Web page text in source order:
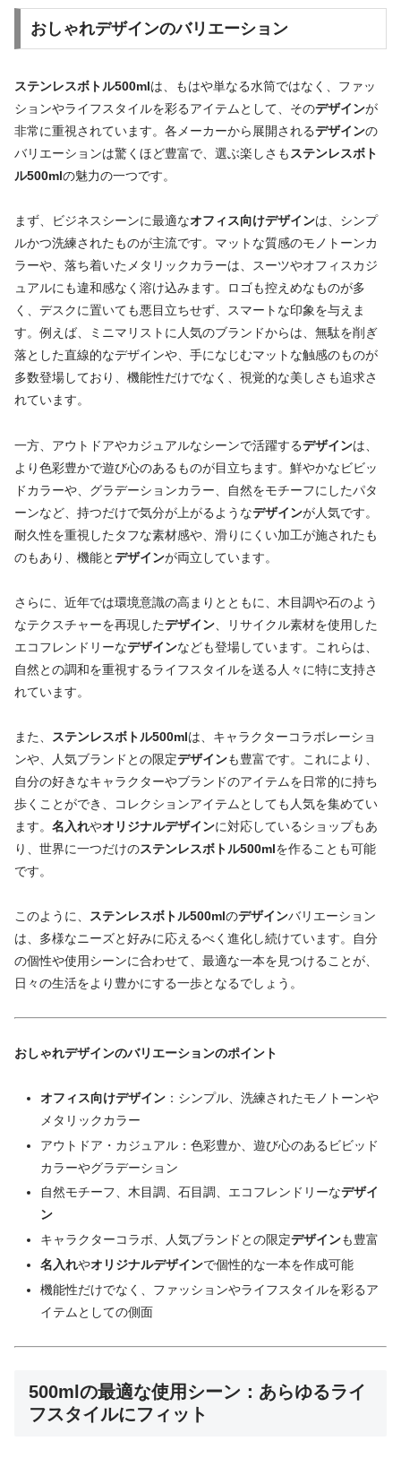
おしゃれデザインのバリエーション
ステンレスボトル500mlは、もはや単なる水筒ではなく、ファッ
ションやライフスタイルを彩るアイテムとして、そのデザインが
非常に重視されています。各メーカーから展開されるデザインの
バリエーションは驚くほど豊富で、選ぶ楽しさもステンレスボト
ル500mlの魅力の一つです。
まず、ビジネスシーンに最適なオフィス向けデザインは、シンプ
ルかつ洗練されたものが主流です。マットな質感のモノトーンカ
ラーや、落ち着いたメタリックカラーは、スーツやオフィスカジ
ュアルにも違和感なく溶け込みます。ロゴも控えめなものが多
く、デスクに置いても悪目立ちせず、スマートな印象を与えま
す。例えば、ミニマリストに人気のブランドからは、無駄を削ぎ
落とした直線的なデザインや、手になじむマットな触感のものが
多数登場しており、機能性だけでなく、視覚的な美しさも追求さ
れています。
一方、アウトドアやカジュアルなシーンで活躍するデザインは、
より色彩豊かで遊び心のあるものが目立ちます。鮮やかなビビッ
ドカラーや、グラデーションカラー、自然をモチーフにしたパタ
ーンなど、持つだけで気分が上がるようなデザインが人気です。
耐久性を重視したタフな素材感や、滑りにくい加工が施されたも
のもあり、機能とデザインが両立しています。
さらに、近年では環境意識の高まりとともに、木目調や石のよう
なテクスチャーを再現したデザイン 、リサイクル素材を使用した
エコフレンドリーなデザインなども登場しています。これらは、
自然との調和を重視するライフスタイルを送る人々に特に支持さ
れています。
また、 ステンレスボトル500mlは、キャラクターコラボレーショ
ンや、人気ブランドとの限定デザインも豊富です。これにより、
自分の好きなキャラクターやブランドのアイテムを日常的に持ち
歩くことができ、コレクションアイテムとしても人気を集めてい
ます。 名入れやオリジナルデザインに対応しているショップもあ
り、世界に一つだけのステンレスボトル500mlを作ることも可能
です。
このように、 ステンレスボトル500mlのデザインバリエーション
は、多様なニーズと好みに応えるべく進化し続けています。自分
の個性や使用シーンに合わせて、最適な一本を見つけることが、
日々の生活をより豊かにする一歩となるでしょう。
おしゃれデザインのバリエーションのポイント
オフィス向けデザイン：シンプル、洗練されたモノトーンや
メタリックカラー
アウトドア・カジュアル：色彩豊か、遊び心のあるビビッド
カラーやグラデーション
自然モチーフ、木目調、石目調、エコフレンドリーなデザイ
ン
キャラクターコラボ、人気ブランドとの限定デザインも豊富
名入れやオリジナルデザインで個性的な一本を作成可能
機能性だけでなく、ファッションやライフスタイルを彩るア
イテムとしての側面
500mlの最適な使用シーン：あらゆるライ
フスタイルにフィット